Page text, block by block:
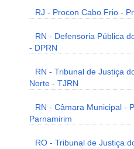
RJ - Procon Cabo Frio -
RN - Defensoria Pública
- DPRN
RN - Tribunal de Justiça
Norte - TJRN
RN - Câmara Municipal -
Parnamirim
RO - Tribunal de Justiça